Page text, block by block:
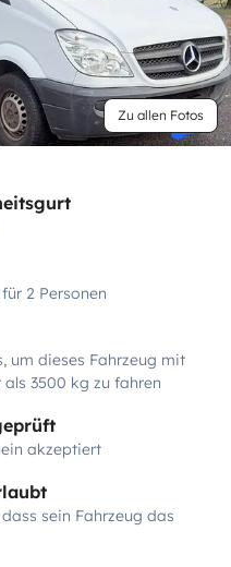
Zu allen Fotos
2 Personen
um dieses Fahrzeug mit
3500 kg zu fahren
akzeptiert
sein Fahrzeug das